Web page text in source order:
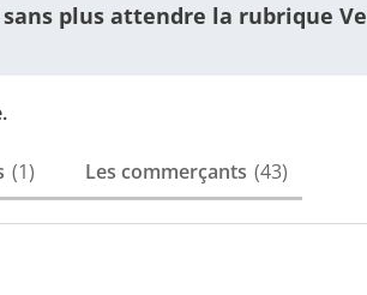
sans plus attendre la rubrique
1 Les commerçants 43